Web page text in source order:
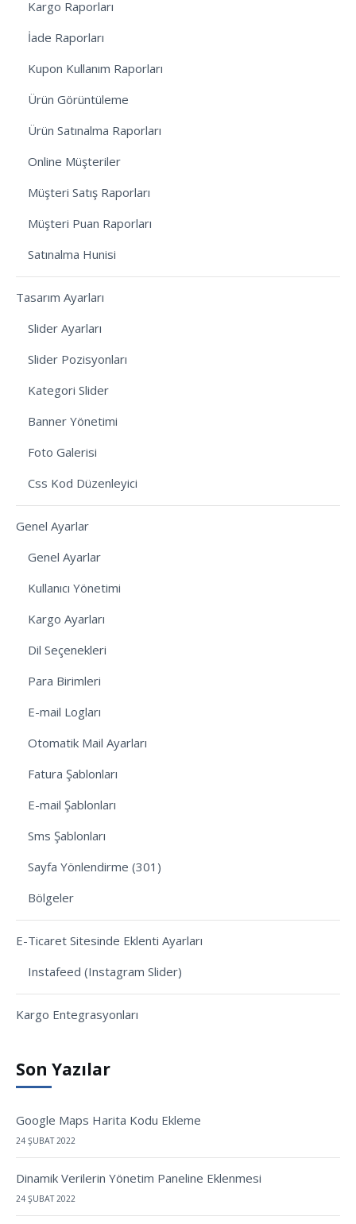
Kargo Raporları
İade Raporları
Kupon Kullanım Raporları
Ürün Görüntüleme
Ürün Satınalma Raporları
Online Müşteriler
Müşteri Satış Raporları
Müşteri Puan Raporları
Satınalma Hunisi
Tasarım Ayarları
Slider Ayarları
Slider Pozisyonları
Kategori Slider
Banner Yönetimi
Foto Galerisi
Css Kod Düzenleyici
Genel Ayarlar
Genel Ayarlar
Kullanıcı Yönetimi
Kargo Ayarları
Dil Seçenekleri
Para Birimleri
E-mail Logları
Otomatik Mail Ayarları
Fatura Şablonları
E-mail Şablonları
Sms Şablonları
Sayfa Yönlendirme (301)
Bölgeler
E-Ticaret Sitesinde Eklenti Ayarları
Instafeed (Instagram Slider)
Kargo Entegrasyonları
Son Yazılar
Google Maps Harita Kodu Ekleme
24 ŞUBAT 2022
Dinamik Verilerin Yönetim Paneline Eklenmesi
24 ŞUBAT 2022